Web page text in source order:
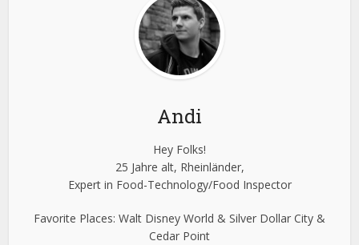
Andi
Hey Folks!
25 Jahre alt, Rheinländer,
Expert in Food-Technology/Food Inspector
Favorite Places: Walt Disney World & Silver Dollar City &
Cedar Point